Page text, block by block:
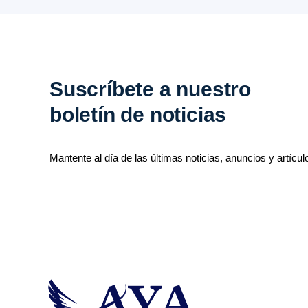
Suscríbete a nuestro
boletín de noticias
Mantente al día de las últimas noticias, anuncios y